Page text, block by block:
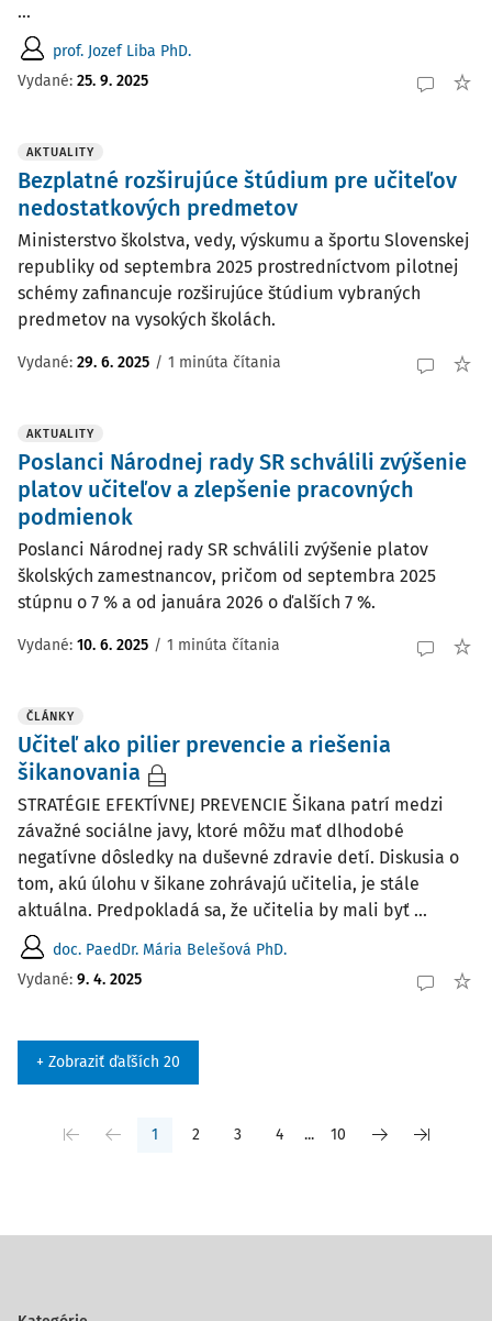
...
prof. Jozef Liba PhD.
Vydané: 25. 9. 2025
AKTUALITY
Bezplatné rozširujúce štúdium pre učiteľov
nedostatkových predmetov
Ministerstvo školstva, vedy, výskumu a športu Slovenskej
republiky od septembra 2025 prostredníctvom pilotnej
schémy zafinancuje rozširujúce štúdium vybraných
predmetov na vysokých školách.
Vydané: 29. 6. 2025 / 1 minúta čítania
AKTUALITY
Poslanci Národnej rady SR schválili zvýšenie
platov učiteľov a zlepšenie pracovných
podmienok
Poslanci Národnej rady SR schválili zvýšenie platov
školských zamestnancov, pričom od septembra 2025
stúpnu o 7 % a od januára 2026 o ďalších 7 %.
Vydané: 10. 6. 2025 / 1 minúta čítania
ČLÁNKY
Učiteľ ako pilier prevencie a riešenia
šikanovania
STRATÉGIE EFEKTÍVNEJ PREVENCIE Šikana patrí medzi
závažné sociálne javy, ktoré môžu mať dlhodobé
negatívne dôsledky na duševné zdravie detí. Diskusia o
tom, akú úlohu v šikane zohrávajú učitelia, je stále
aktuálna. Predpokladá sa, že učitelia by mali byť ...
doc. PaedDr. Mária Belešová PhD.
Vydané: 9. 4. 2025
+ Zobraziť ďaľších 20
1 2 3 4 ... 10